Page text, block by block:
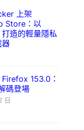
上架
Store：以
造的輕量隱私
器
153.0：
碼登場
日